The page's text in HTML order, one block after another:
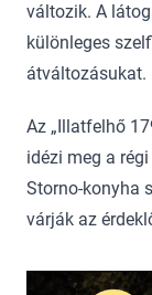
változik. A
különleges
átváltozásukat.
Az „Illatfelhő
idézi meg a
Storno-konyha
várják az